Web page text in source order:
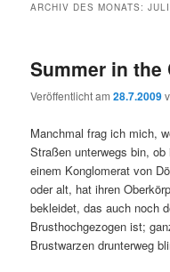
ARCHIV DES MONATS:
Summer in the
Veröffentlicht am28.7.2009
Manchmal frag ich mich,
Straßen unterwegs bin,
einem Konglomerat von
oder alt, hat ihren
bekleidet, das auch noch
Brusthochgezogen ist;
Brustwarzen drunterweg